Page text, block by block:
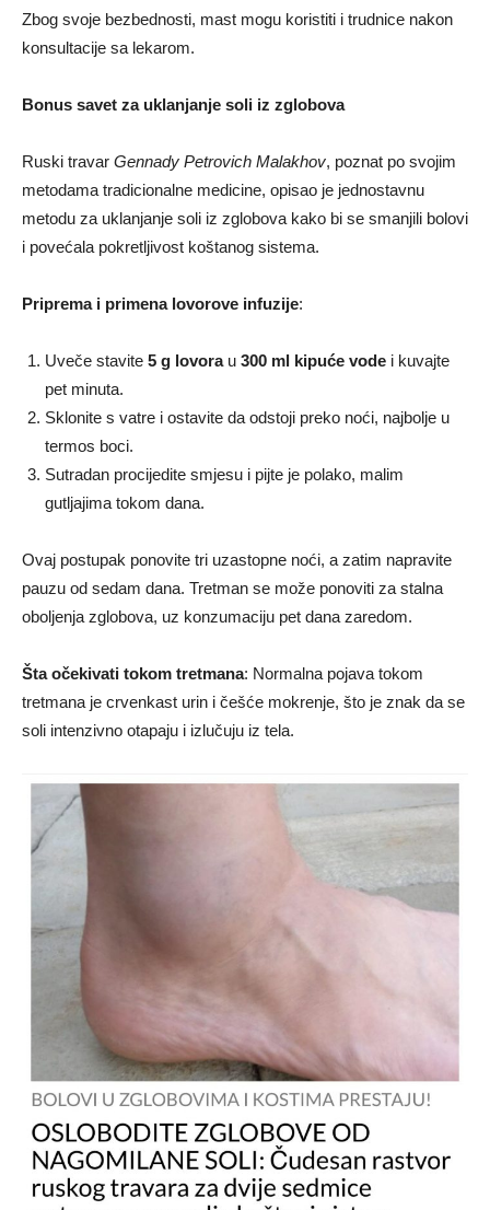
Zbog svoje bezbednosti, mast mogu koristiti i trudnice nakon
konsultacije sa lekarom.
Bonus savet za uklanjanje soli iz zglobova
Ruski travar Gennady Petrovich Malakhov, poznat po svojim
metodama tradicionalne medicine, opisao je jednostavnu
metodu za uklanjanje soli iz zglobova kako bi se smanjili bolovi
i povećala pokretljivost koštanog sistema.
Priprema i primena lovorove infuzije:
Uveče stavite 5 g lovorau 300 ml kipuće vode i kuvajte
pet minuta.
Sklonite s vatre i ostavite da odstoji preko noći, najbolje u
termos boci.
Sutradan procijedite smjesu i pijte je polako, malim
gutljajima tokom dana.
Ovaj postupak ponovite tri uzastopne noći, a zatim napravite
pauzu od sedam dana. Tretman se može ponoviti za stalna
oboljenja zglobova, uz konzumaciju pet dana zaredom.
Šta očekivati tokom tretmana: Normalna pojava tokom
tretmana je crvenkast urin i češće mokrenje, što je znak da se
soli intenzivno otapaju i izlučuju iz tela.